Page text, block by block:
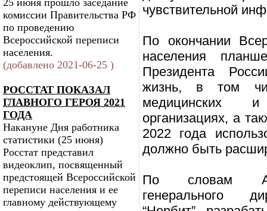
25 июня прошло заседание
комиссии Правительства РФ
по проведению
Всероссийской переписи
населения.
(добавлено 2021-06-25 )
РОССТАТ ПОКАЗАЛ
ГЛАВНОГО ГЕРОЯ 2021
ГОДА
Накануне Дня работника
статистики (25 июня)
Росстат представил
видеоклип, посвященный
предстоящей Всероссийской
переписи населения и ее
главному действующему
чувствительной
По окончании
населения
Президента
жизнь, в том
медицинских и
организациях, а
2022 года
должно быть
По словам
генерального